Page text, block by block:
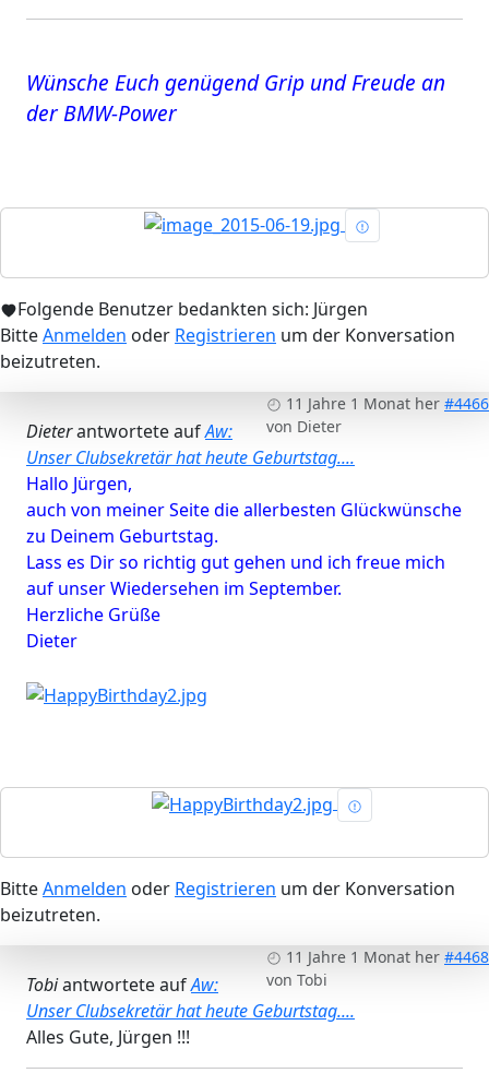
Wünsche Euch genügend Grip und Freude an
der BMW-Power
Folgende Benutzer bedankten sich: Jürgen
BitteAnmelden oder Registrieren um der Konversation
beizutreten.
11 Jahre 1 Monat her #4466
von Dieter
Dieterantwortete aufAw:
Unser Clubsekretär hat heute Geburtstag....
Hallo Jürgen,
auch von meiner Seite die allerbesten Glückwünsche
zu Deinem Geburtstag.
Lass es Dir so richtig gut gehen und ich freue mich
auf unser Wiedersehen im September.
Herzliche Grüße
Dieter
BitteAnmelden oder Registrieren um der Konversation
beizutreten.
11 Jahre 1 Monat her #4468
von Tobi
Tobiantwortete aufAw:
Unser Clubsekretär hat heute Geburtstag....
Alles Gute, Jürgen !!!